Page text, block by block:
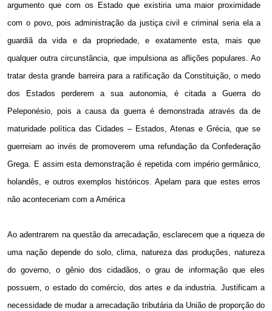
argumento que com os Estado que existiria uma maior proximidade
com o povo, pois administração da justiça civil e criminal seria ela a
guardiã da vida e da propriedade, e exatamente esta, mais que
qualquer outra circunstância, que impulsiona as aflições populares. Ao
tratar desta grande barreira para a ratificação da Constituição, o medo
dos Estados perderem a sua autonomia, é citada a Guerra do
Peleponésio, pois a causa da guerra é demonstrada através da de
maturidade política das Cidades – Estados, Atenas e Grécia, que se
guerreiam ao invés de promoverem uma refundação da Confederação
Grega. E assim esta demonstração é repetida com império germânico,
holandês, e outros exemplos históricos. Apelam para que estes erros
não aconteceriam com a América
Ao adentrarem na questão da arrecadação, esclarecem que a riqueza de
uma nação depende do solo, clima, natureza das produções, natureza
do governo, o gênio dos cidadãos, o grau de informação que eles
possuem, o estado do comércio, dos artes e da industria. Justificam a
necessidade de mudar a arrecadação tributária da União de proporção do